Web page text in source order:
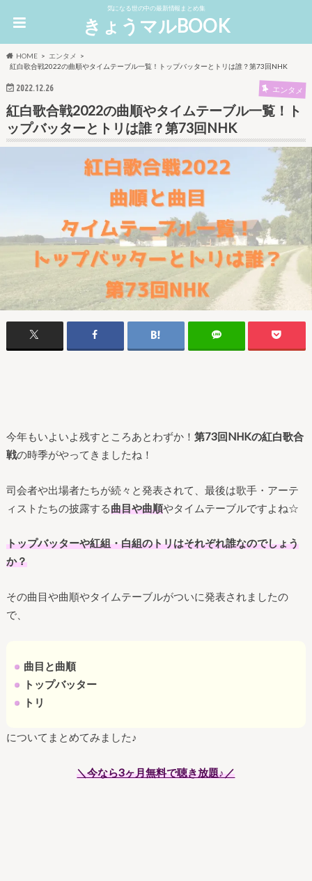
気になる世の中の最新情報まとめ集
きょうマルBOOK
HOME
エンタメ
紅白歌合戦2022の曲順やタイムテーブル一覧！トップバッターとトリは誰？第73回NHK
2022.12.26 エンタメ
紅白歌合戦2022の曲順やタイムテーブル一覧！ト
ップバッターとトリは誰？第73回NHK
今年もいよいよ残すところあとわずか！ 第73回NHKの紅白歌合
戦の時季がやってきましたね！
司会者や出場者たちが続々と発表されて、最後は歌手・アーテ
ィストたちの披露する曲目や曲順やタイムテーブルですよね☆
トップバッターや紅組・白組のトリはそれぞれ誰なのでしょう
か？
その曲目や曲順やタイムテーブルがついに発表されましたの
で、
曲目と曲順
トップバッター
トリ
についてまとめてみました♪
＼今なら3ヶ月無料で聴き放題♪／